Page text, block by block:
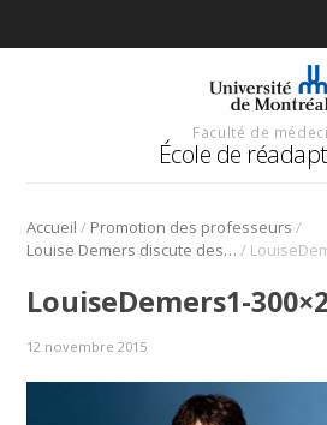
Faculté de
École de
Accueil / Promotion des professeurs /
Louise Demers discute des technologies pour aider les personne âgées à Radio-Canada /
LouiseDemers1-
12 novembre 2015